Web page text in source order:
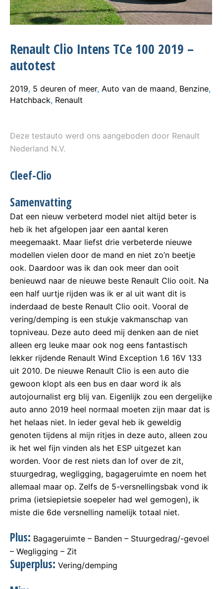
Renault Clio Intens TCe 100 2019 –
autotest
2019, 5 deuren of meer, Auto van de maand, Benzine,
Hatchback, Renault
Deze testauto werd ons aangeboden door Renault
Nederland N.V.
Cleef-Clio
Samenvatting
Dat een nieuw verbeterd model niet altijd beter is
heb ik het afgelopen jaar een aantal keren
meegemaakt. Maar liefst drie verbeterde nieuwe
modellen vielen door de mand en niet zo’n beetje
ook. Daardoor was ik dan ook meer dan ooit
benieuwd naar de nieuwe beste Renault Clio ooit. Na
een half uurtje rijden was ik er al uit want dit is
inderdaad de beste Renault Clio ooit. Vooral de
vering/demping is een stukje vakmanschap van
topniveau. Deze auto deed mij denken aan de niet
alleen erg leuke maar ook nog eens fantastisch
lekker rijdende Renault Wind Exception 1.6 16V 133
uit 2010. De nieuwe Renault Clio is een auto die
gewoon klopt als een bus en daar word ik als
autojournalist erg blij van. Eigenlijk zou een dergelijke
auto anno 2019 heel normaal moeten zijn maar dat is
het helaas niet. In ieder geval heb ik geweldig
genoten tijdens al mijn ritjes in deze auto, alleen zou
ik het wel fijn vinden als het ESP uitgezet kan
worden. Voor de rest niets dan lof over de zit,
stuurgedrag, wegligging, bagageruimte en noem het
allemaal maar op. Zelfs de 5-versnellingsbak vond ik
prima (ietsiepietsie soepeler had wel gemogen), ik
miste die 6de versnelling namelijk totaal niet.
Plus: Bagageruimte – Banden – Stuurgedrag/-gevoel
– Wegligging – Zit
Superplus: Vering/demping